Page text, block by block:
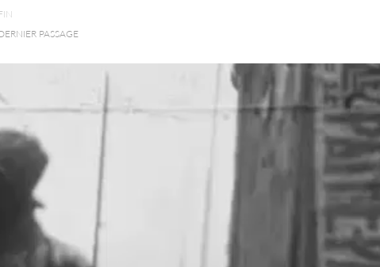
PASSAGE
choses sont, ainsi que nous le savons,
ne se trouve que dans les nuances,